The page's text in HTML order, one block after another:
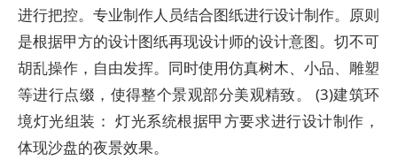
进行把控。专业制作人员结合图纸进行设计制作。原则
是根据甲方的设计图纸再现设计师的设计意图。切不可
胡乱操作，自由发挥。同时使用仿真树木、小品、雕塑
等进行点缀，使得整个景观部分美观精致。 (3)建筑环
境灯光组装： 灯光系统根据甲方要求进行设计制作，
体现沙盘的夜景效果。